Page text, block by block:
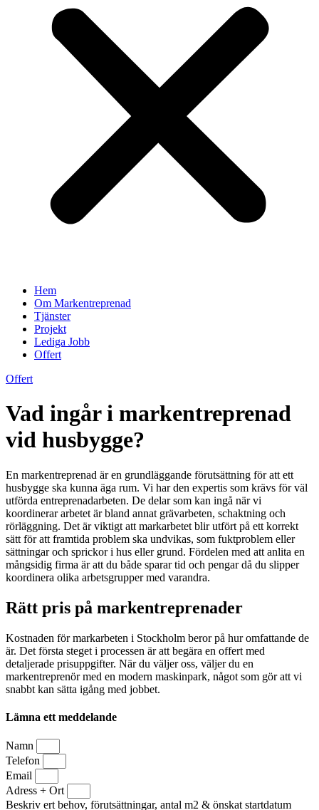
Hem
Om Markentreprenad
Tjänster
Projekt
Lediga Jobb
Offert
Offert
Vad ingår i markentreprenad
vid husbygge?
En markentreprenad är en grundläggande förutsättning för att ett
husbygge ska kunna äga rum. Vi har den expertis som krävs för väl
utförda entreprenadarbeten. De delar som kan ingå när vi
koordinerar arbetet är bland annat grävarbeten, schaktning och
rörläggning. Det är viktigt att markarbetet blir utfört på ett korrekt
sätt för att framtida problem ska undvikas, som fuktproblem eller
sättningar och sprickor i hus eller grund. Fördelen med att anlita en
mångsidig firma är att du både sparar tid och pengar då du slipper
koordinera olika arbetsgrupper med varandra.
Rätt pris på markentreprenader
Kostnaden för markarbeten i Stockholm beror på hur omfattande de
är. Det första steget i processen är att begära en offert med
detaljerade prisuppgifter. När du väljer oss, väljer du en
markentreprenör med en modern maskinpark, något som gör att vi
snabbt kan sätta igång med jobbet.
Lämna ett meddelande
Namn
Telefon
Email
Adress + Ort
Beskriv ert behov, förutsättningar, antal m2 & önskat startdatum